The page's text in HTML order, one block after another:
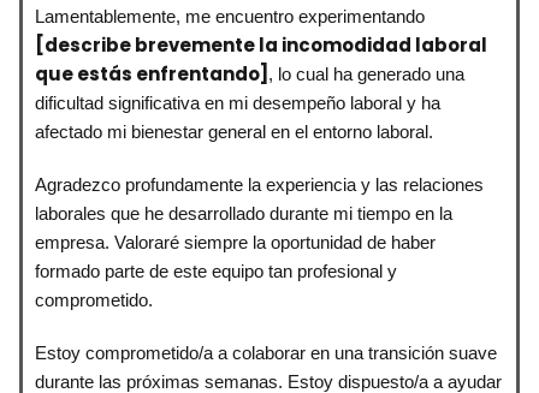
Lamentablemente, me encuentro experimentando
[describe brevemente la incomodidad laboral
que estás enfrentando] , lo cual ha generado una
dificultad significativa en mi desempeño laboral y ha
afectado mi bienestar general en el entorno laboral.
Agradezco profundamente la experiencia y las relaciones
laborales que he desarrollado durante mi tiempo en la
empresa. Valoraré siempre la oportunidad de haber
formado parte de este equipo tan profesional y
comprometido.
Estoy comprometido/a a colaborar en una transición suave
durante las próximas semanas. Estoy dispuesto/a a ayudar